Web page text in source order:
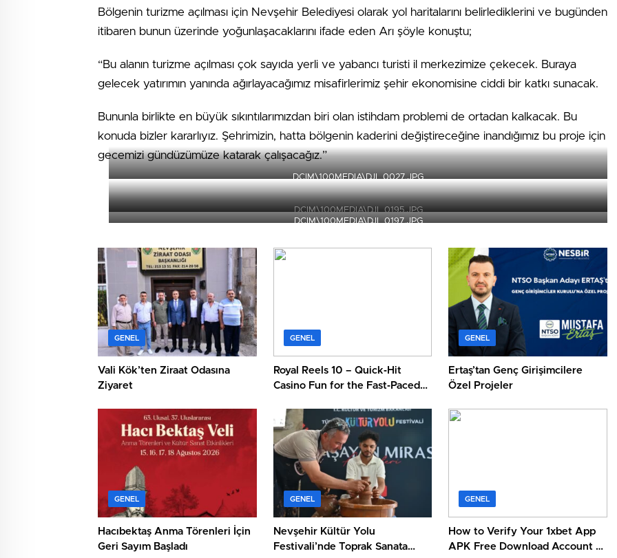
Bölgenin turizme açılması için Nevşehir Belediyesi olarak yol haritalarını belirlediklerini ve bugünden
itibaren bunun üzerinde yoğunlaşacaklarını ifade eden Arı şöyle konuştu;
“Bu alanın turizme açılması çok sayıda yerli ve yabancı turisti il merkezimize çekecek. Buraya
gelecek yatırımın yanında ağırlayacağımız misafirlerimiz şehir ekonomisine ciddi bir katkı sunacak.
Bununla birlikte en büyük sıkıntılarımızdan biri olan istihdam problemi de ortadan kalkacak. Bu
konuda bizler kararlıyız. Şehrimizin, hatta bölgenin kaderini değiştireceğine inandığımız bu proje için
gecemizi gündüzümüze katarak çalışacağız.”
DCIM\100MEDIA\DJI_0027.JPG
DCIM\100MEDIA\DJI_0195.JPG
DCIM\100MEDIA\DJI_0197.JPG
GENEL
Vali Kök’ten Ziraat Odasına
Ziyaret
GENEL
Royal Reels 10 – Quick‑Hit
Casino Fun for the Fast‑Paced
GENEL
Ertaş’tan Genç Girişimcilere
Özel Projeler
GENEL
Hacıbektaş Anma Törenleri İçin
Geri Sayım Başladı
GENEL
Nevşehir Kültür Yolu
Festivali’nde Toprak Sanata
GENEL
How to Verify Your 1xbet App
APK Free Download Account –